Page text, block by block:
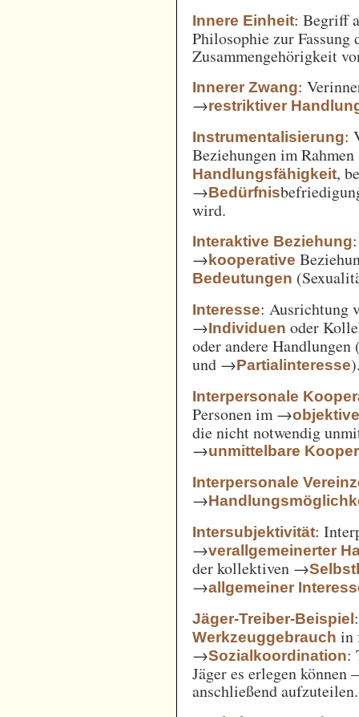
Innere Einheit: Begriff
Philosophie zur
Zusammengehörigkeit
Innerer Zwang:
→restriktiver
Instrumentalisierung:
Beziehungen im
Handlungsfähigkeit,
→Bedürfnis
wird.
Interaktive Beziehung
→kooperative
Bedeutungen
Interesse: Ausrichtung
→Individuen oder
oder andere
und →Partialinteresse
Interpersonale
Personen im →
die nicht notwendig
→unmittelbare
Interpersonale
→
Intersubjektivität:
→verallgemeinerter
der kollektiven →
→allgemeiner
Jäger-Treiber-Beispiel
Werkzeuggebrauch in
→Sozialkoordination:
Jäger es erlegen
anschließend aufzuteilen.